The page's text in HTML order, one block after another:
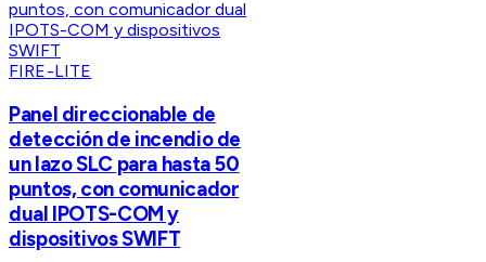
FIRE-LITE
Panel direccionable de
detección de incendio de
un lazo SLC para hasta 50
puntos, con comunicador
dual IPOTS-COM y
dispositivos SWIFT